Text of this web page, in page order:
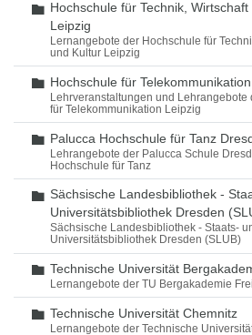
Ordner
Hochschule für Technik,
Leipzig
Lernangebote der Hochschule für
und Kultur Leipzig
Ordner
Hochschule für
Lehrveranstaltungen und Lehrangebote
für Telekommunikation Leipzig
Ordner
Palucca Hochschule für Tanz
Lehrangebote der Palucca Schule
Hochschule für Tanz
Ordner
Sächsische Landesbibliothek -
Universitätsbibliothek Dresden
Sächsische Landesbibliothek - Staats-
Universitätsbibliothek Dresden (SLUB)
Ordner
Technische Universität
Lernangebote der TU Bergakademie
Ordner
Technische Universität Chemnitz
Lernangebote der Technische